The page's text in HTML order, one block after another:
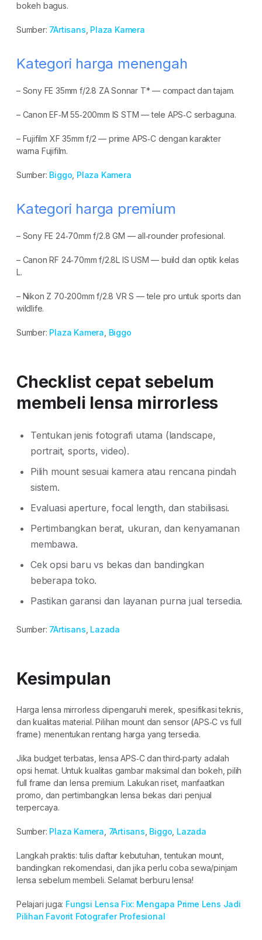
bokeh bagus.
Sumber: 7Artisans Plaza Kamera
Kategori harga menengah
– Sony FE 35mm f/2.8 ZA Sonnar T* — compact dan tajam.
– Canon EF‑M 55‑200mm IS STM — tele APS‑C serbaguna.
– Fujifilm XF 35mm f/2 — prime APS‑C dengan karakter
warna Fujifilm.
Sumber: Biggo Plaza Kamera
Kategori harga premium
– Sony FE 24‑70mm f/2.8 GM — all‑rounder profesional.
– Canon RF 24‑70mm f/2.8L IS USM — build dan optik kelas
L.
– Nikon Z 70‑200mm f/2.8 VR S — tele pro untuk sports dan
wildlife.
Sumber: Plaza Kamera Biggo
Checklist cepat sebelum
membeli lensa mirrorless
Tentukan jenis fotografi utama (landscape,
portrait, sports, video).
Pilih mount sesuai kamera atau rencana pindah
sistem.
Evaluasi aperture, focal length, dan stabilisasi.
Pertimbangkan berat, ukuran, dan kenyamanan
membawa.
Cek opsi baru vs bekas dan bandingkan
beberapa toko.
Pastikan garansi dan layanan purna jual tersedia.
Sumber: 7Artisans Lazada
Kesimpulan
Harga lensa mirrorless dipengaruhi merek, spesifikasi teknis,
dan kualitas material. Pilihan mount dan sensor (APS‑C vs full
frame) menentukan rentang harga yang tersedia.
Jika budget terbatas, lensa APS‑C dan third‑party adalah
opsi hemat. Untuk kualitas gambar maksimal dan bokeh, pilih
full frame dan lensa premium. Lakukan riset, manfaatkan
promo, dan pertimbangkan lensa bekas dari penjual
terpercaya.
Sumber: Plaza Kamera 7Artisans Biggo Lazada
Langkah praktis: tulis daftar kebutuhan, tentukan mount,
bandingkan rekomendasi, dan jika perlu coba sewa/pinjam
lensa sebelum membeli. Selamat berburu lensa!
Pelajari juga: Fungsi Lensa Fix: Mengapa Prime Lens Jadi
Pilihan Favorit Fotografer Profesional